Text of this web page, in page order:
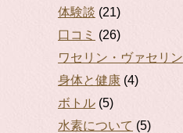
体験談 (21)
口コミ (26)
ワセリン・ヴァセリン
身体と健康 (4)
ボトル (5)
水素について (5)